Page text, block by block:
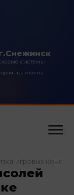
системы
отчеты
игровых